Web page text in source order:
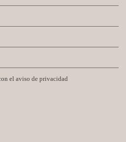
el aviso de privacidad